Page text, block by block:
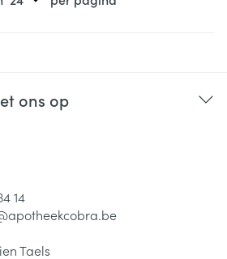
ons op
14
apotheekcobra.be
Taels